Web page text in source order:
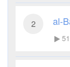
2 al-